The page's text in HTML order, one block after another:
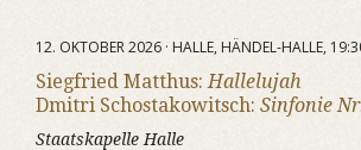
12. OKTOBER 2026 · HALLE, HÄNDEL-HALLE,
Siegfried Matthus:Hallelujah
Dmitri Schostakowitsch: Sinfonie
Staatskapelle Halle